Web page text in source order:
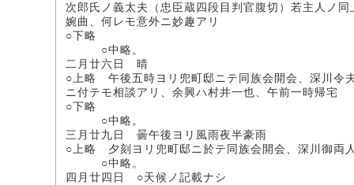
次郎氏ノ義太夫（忠臣蔵四段目判官腹切）若主人ノ
婉曲、何レモ意外ニ妙趣アリ
○下略
○中略。
二月廿六日 晴
○上略 午後五時ヨリ兜町邸ニテ同族会開会、深川令
ニ付テモ相談アリ、余興ハ村井一也、午前一時帰宅
○下略
○中略。
三月廿九日 曇午後ヨリ風雨夜半豪雨
○上略 夕刻ヨリ兜町邸ニ於テ同族会開会、深川御両
○中略。
四月廿四日 ○天候ノ記載ナシ